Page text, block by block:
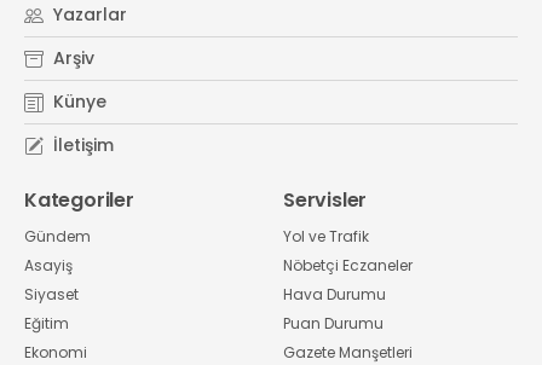
Yazarlar
Arşiv
Künye
İletişim
Kategoriler
Gündem
Asayiş
Siyaset
Eğitim
Ekonomi
Servisler
Yol ve Trafik
Nöbetçi Eczaneler
Hava Durumu
Puan Durumu
Gazete Manşetleri